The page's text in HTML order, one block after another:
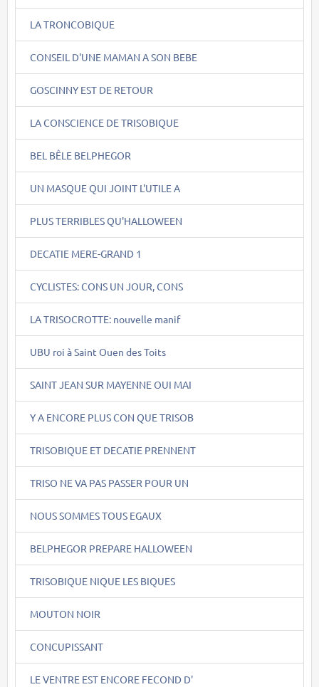
LA TRONCOBIQUE
CONSEIL D'UNE MAMAN A SON BEBE
GOSCINNY EST DE RETOUR
LA CONSCIENCE DE TRISOBIQUE
BEL BÊLE BELPHEGOR
UN MASQUE QUI JOINT L'UTILE A
PLUS TERRIBLES QU'HALLOWEEN
DECATIE MERE-GRAND 1
CYCLISTES: CONS UN JOUR, CONS
LA TRISOCROTTE: nouvelle manif
UBU roi à Saint Ouen des Toits
SAINT JEAN SUR MAYENNE OUI MAI
Y A ENCORE PLUS CON QUE TRISOB
TRISOBIQUE ET DECATIE PRENNENT
TRISO NE VA PAS PASSER POUR UN
NOUS SOMMES TOUS EGAUX
BELPHEGOR PREPARE HALLOWEEN
TRISOBIQUE NIQUE LES BIQUES
MOUTON NOIR
CONCUPISSANT
LE VENTRE EST ENCORE FECOND D'